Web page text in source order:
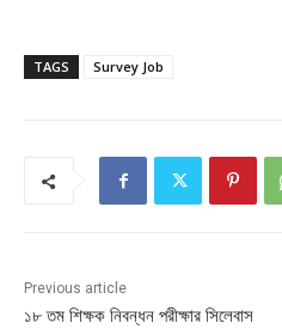
TAGS Survey Job
Previous article
১৮ তম শিক্ষক নিবন্ধন পরীক্ষার সিলেবাস